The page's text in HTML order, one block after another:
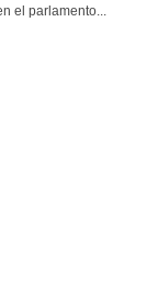
el parlamento...